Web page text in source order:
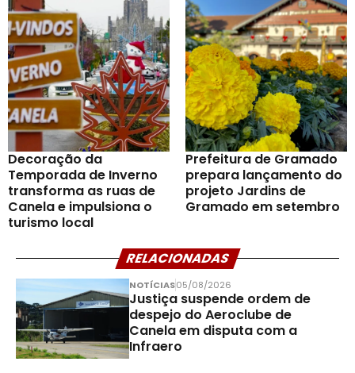
Decoração da
Temporada de Inverno
transforma as ruas de
Canela e impulsiona o
turismo local
Prefeitura de Gramado
prepara lançamento do
projeto Jardins de
Gramado em setembro
RELACIONADAS
NOTÍCIAS05/08/2026
Justiça suspende ordem de
despejo do Aeroclube de
Canela em disputa com a
Infraero